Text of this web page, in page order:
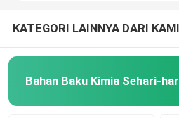
KATEGORI LAINNYA DARI KAMI
Bahan Baku Kimia Sehari-